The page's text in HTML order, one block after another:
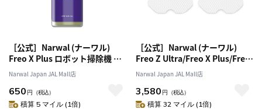
［公式］Narwal (ナーワル)
Freo X Plus ロボット掃除機 専
用洗浄液 (95ml)
Narwal Japan JAL Mall店
650 円 （税込）
積算 5 マイル (1倍)
［公式］Narwal (ナーワル)
Freo Z Ultra/Freo X Plus/Freo
使い捨てモップ(10枚入)
Narwal Japan JAL Mall店
3,580 円 （税込）
積算 32 マイル (1倍)